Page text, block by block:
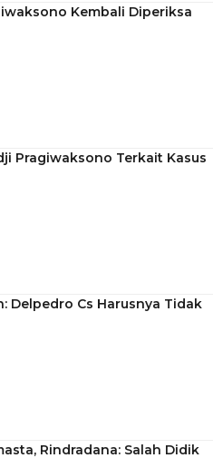
Kembali Diperiksa
Pragiwaksono Terkait Kasus
Delpedro Cs Harusnya Tidak
Rindradana: Salah Didik